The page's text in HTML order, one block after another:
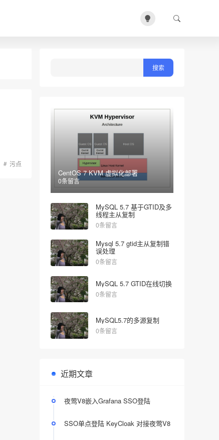
污点
CentOS 7 KVM 虚拟化部署
0条留言
MySQL 5.7 基于GTID及多
线程主从复制
0条留言
Mysql 5.7 gtid主从复制错
误处理
0条留言
MySQL 5.7 GTID在线切换
0条留言
MySQL5.7的多源复制
0条留言
近期文章
夜莺V8嵌入Grafana SSO登陆
SSO单点登陆 KeyCloak 对接夜莺V8